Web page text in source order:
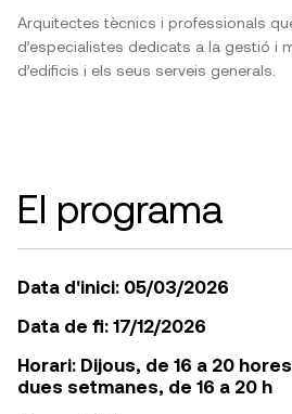
Arquitectes tècnics i professionals
d’especialistes dedicats a la gestió i
d’edificis i els seus serveis generals.
El programa
Data d'inici: 05/03/2026
Data de fi: 17/12/2026
Horari: Dijous, de 16 a 20
dues setmanes, de 16 a 20 h